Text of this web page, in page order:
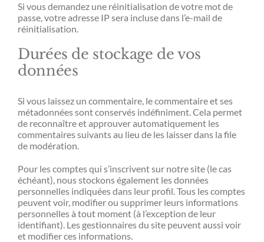
Si vous demandez une réinitialisation de votre mot de
passe, votre adresse IP sera incluse dans l’e-mail de
réinitialisation.
Durées de stockage de vos
données
Si vous laissez un commentaire, le commentaire et ses
métadonnées sont conservés indéfiniment. Cela permet
de reconnaître et approuver automatiquement les
commentaires suivants au lieu de les laisser dans la file
de modération.
Pour les comptes qui s’inscrivent sur notre site (le cas
échéant), nous stockons également les données
personnelles indiquées dans leur profil. Tous les comptes
peuvent voir, modifier ou supprimer leurs informations
personnelles à tout moment (à l’exception de leur
identifiant). Les gestionnaires du site peuvent aussi voir
et modifier ces informations.